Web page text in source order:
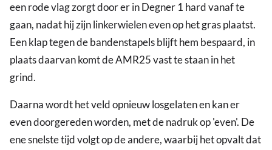
een rode vlag zorgt door er in Degner 1 hard vanaf te
gaan, nadat hij zijn linkerwielen even op het gras plaatst.
Een klap tegen de bandenstapels blijft hem bespaard, in
plaats daarvan komt de AMR25 vast te staan in het
grind.
Daarna wordt het veld opnieuw losgelaten en kan er
even doorgereden worden, met de nadruk op 'even'. De
ene snelste tijd volgt op de andere, waarbij het opvalt dat